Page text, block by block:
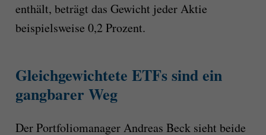
enthält, beträgt das Gewicht jeder Aktie
beispielsweise 0,2 Prozent.
Gleichgewichtete ETFs sind ein
gangbarer Weg
Der Portfoliomanager Andreas Beck sieht beide